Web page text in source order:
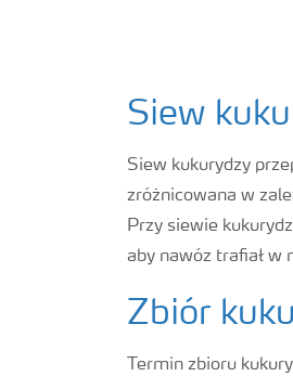
Siew
Siew kukurydzy
zróżnicowana w
Przy siewie
aby nawóz trafiał w
Zbiór
Termin zbioru